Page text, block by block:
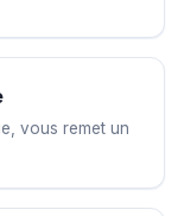
vous remet un